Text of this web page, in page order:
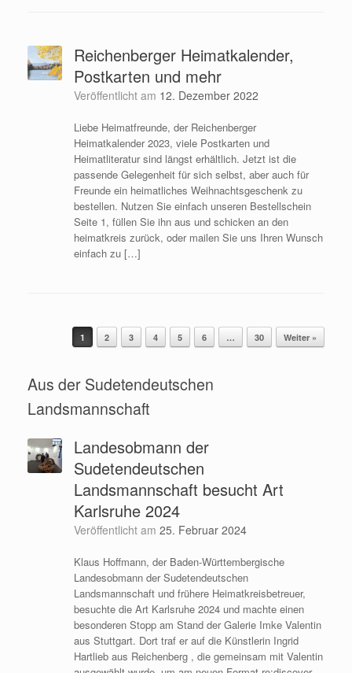
Reichenberger Heimatkalender,
Postkarten und mehr
Veröffentlicht am 12. Dezember 2022
Liebe Heimatfreunde, der Reichenberger
Heimatkalender 2023, viele Postkarten und
Heimatliteratur sind längst erhältlich. Jetzt ist die
passende Gelegenheit für sich selbst, aber auch für
Freunde ein heimatliches Weihnachtsgeschenk zu
bestellen. Nutzen Sie einfach unseren Bestellschein
Seite 1, füllen Sie ihn aus und schicken an den
heimatkreis zurück, oder mailen Sie uns Ihren Wunsch
einfach zu […]
Beitragsnavigation
1 2 3 4 5 6 … 30 Weiter »
Aus der Sudetendeutschen
Landsmannschaft
Landesobmann der
Sudetendeutschen
Landsmannschaft besucht Art
Karlsruhe 2024
Veröffentlicht am 25. Februar 2024
Klaus Hoffmann, der Baden-Württembergische
Landesobmann der Sudetendeutschen
Landsmannschaft und frühere Heimatkreisbetreuer,
besuchte die Art Karlsruhe 2024 und machte einen
besonderen Stopp am Stand der Galerie Imke Valentin
aus Stuttgart. Dort traf er auf die Künstlerin Ingrid
Hartlieb aus Reichenberg , die gemeinsam mit Valentin